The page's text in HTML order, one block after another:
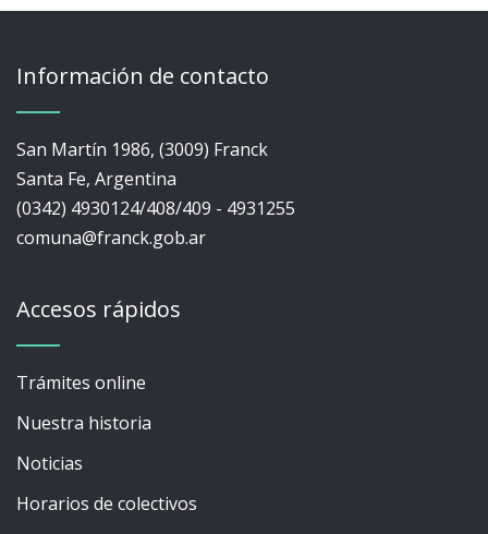
Información de contacto
San Martín 1986, (3009) Franck
Santa Fe, Argentina
(0342) 4930124/408/409 - 4931255
comuna@franck.gob.ar
Accesos rápidos
Trámites online
Nuestra historia
Noticias
Horarios de colectivos